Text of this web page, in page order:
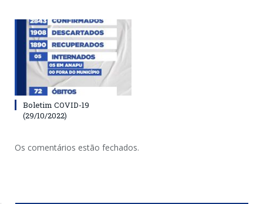
Boletim COVID-19
(29/10/2022)
Os comentários estão fechados.